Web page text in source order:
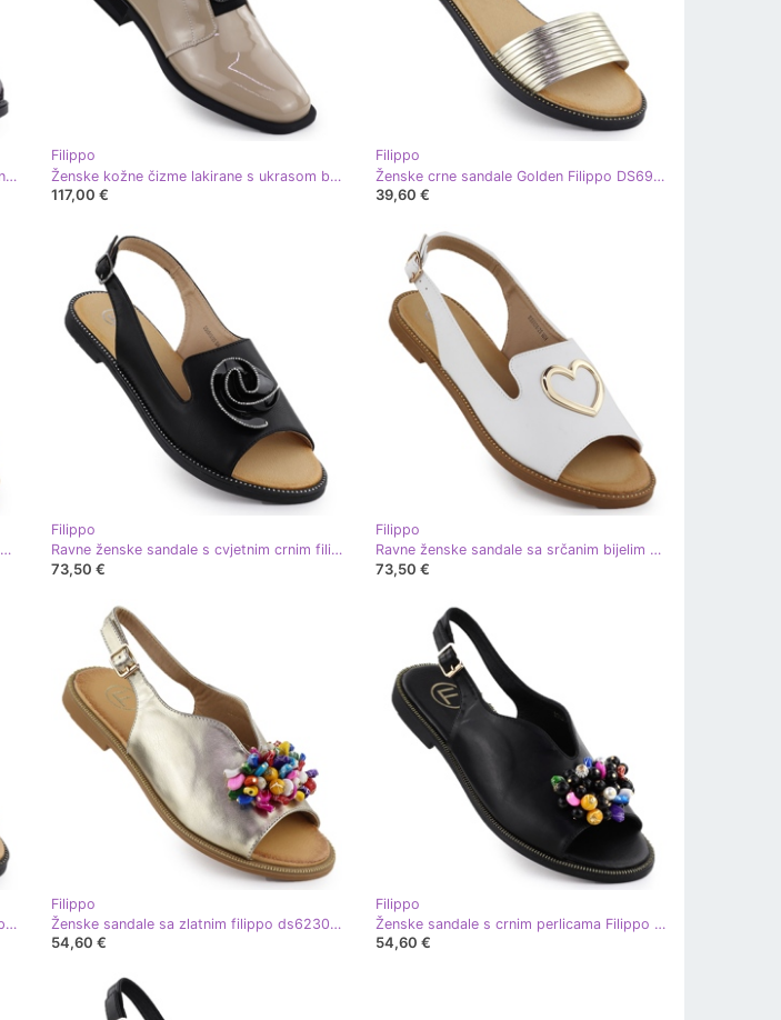
Kožna lakirana antilop žena izolirana tamno smeđa filippo dbt4749
Filippo
Ženske kožne čizme lakirane s ukrasom bež filippo dbt4763
117,00 €
Filippo
Ženske crne sandale Golden Filippo DS6917 crna
39,60 €
Ravne ženske sandale s cvjetnim zlatom Filippo DS6915 zlatni
Filippo
Ravne ženske sandale s cvjetnim crnim filippo ds6915 crna
73,50 €
Filippo
Ravne ženske sandale sa srčanim bijelim Filippo DS6926 bijela
73,50 €
Ravne ženske sandale sa srcem crni filippo ds6926 crna
Filippo
Ženske sandale sa zlatnim filippo ds6230 perlicama
54,60 €
Filippo
Ženske sandale s crnim perlicama Filippo DS6230 crna
54,60 €